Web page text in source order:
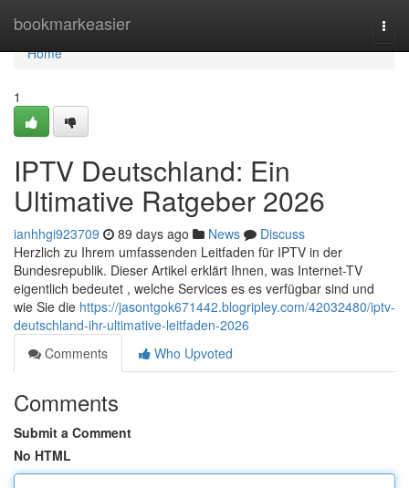
bookmarkeasier
Home
Home
1
IPTV Deutschland: Ein
Ultimative Ratgeber 2026
ianhhgi923709 89 days ago News
Discuss
Herzlich zu Ihrem umfassenden Leitfaden für IPTV in der
Bundesrepublik. Dieser Artikel erklärt Ihnen, was Internet-TV
eigentlich bedeutet , welche Services es es verfügbar sind und
wie Sie die https://jasontgok671442.blogripley.com/42032480/iptv-
deutschland-ihr-ultimative-leitfaden-2026
Comments
Who Upvoted
Comments
Submit a Comment
No HTML